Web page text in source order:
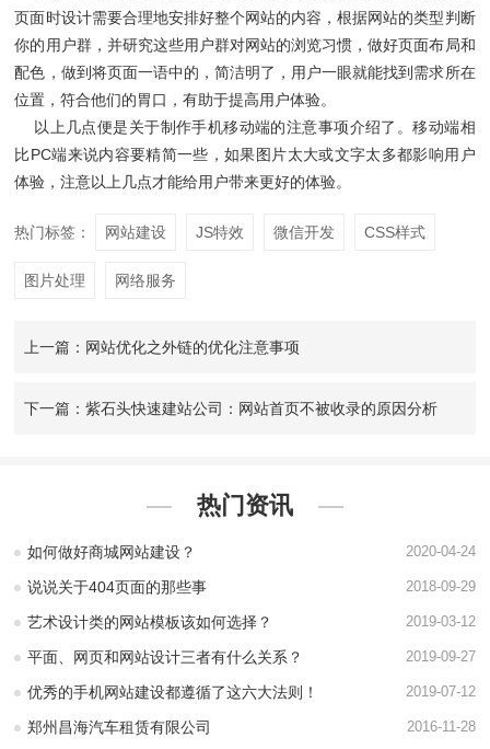
页面时设计需要合理地安排好整个网站的内容，根据网站的类型判断
你的用户群，并研究这些用户群对网站的浏览习惯，做好页面布局和
配色，做到将页面一语中的，简洁明了，用户一眼就能找到需求所在
位置，符合他们的胃口，有助于提高用户体验。
以上几点便是关于制作手机移动端的注意事项介绍了。移动端相
比PC端来说内容要精简一些，如果图片太大或文字太多都影响用户
体验，注意以上几点才能给用户带来更好的体验。
热门标签： 网站建设 JS特效 微信开发 CSS样式
图片处理 网络服务
上一篇：网站优化之外链的优化注意事项
下一篇：紫石头快速建站公司：网站首页不被收录的原因分析
热门资讯
如何做好商城网站建设？ 2020-04-24
说说关于404页面的那些事 2018-09-29
艺术设计类的网站模板该如何选择？ 2019-03-12
平面、网页和网站设计三者有什么关系？ 2019-09-27
优秀的手机网站建设都遵循了这六大法则！ 2019-07-12
郑州昌海汽车租赁有限公司 2016-11-28